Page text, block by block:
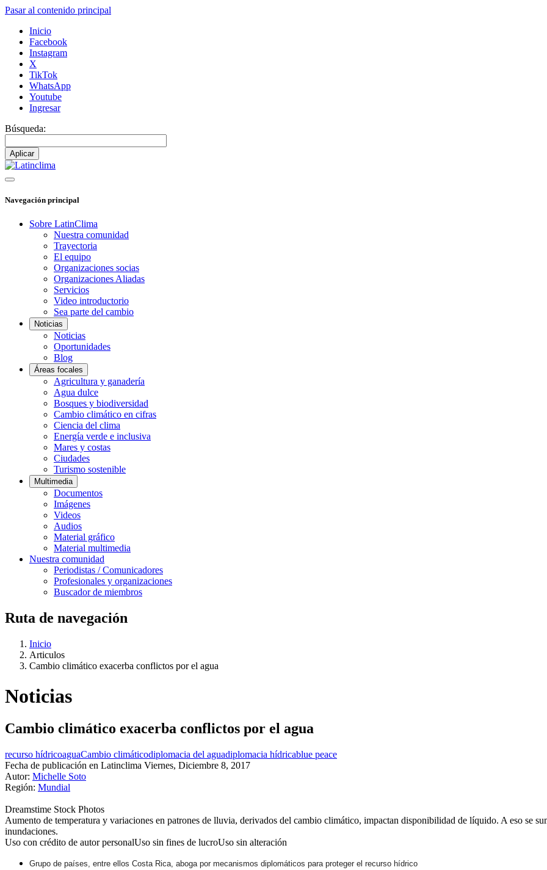
Pasar al contenido principal
Inicio
Facebook
Instagram
X
TikTok
WhatsApp
Youtube
Ingresar
Búsqueda:
Navegación principal
Sobre LatinClima
Nuestra comunidad
Trayectoria
El equipo
Organizaciones socias
Organizaciones Aliadas
Servicios
Video introductorio
Sea parte del cambio
Noticias
Noticias
Oportunidades
Blog
Áreas focales
Agricultura y ganadería
Agua dulce
Bosques y biodiversidad
Cambio climático en cifras
Ciencia del clima
Energía verde e inclusiva
Mares y costas
Ciudades
Turismo sostenible
Multimedia
Documentos
Imágenes
Videos
Audios
Material gráfico
Material multimedia
Nuestra comunidad
Periodistas / Comunicadores
Profesionales y organizaciones
Buscador de miembros
Ruta de navegación
Inicio
Articulos
Cambio climático exacerba conflictos por el agua
Noticias
Cambio climático exacerba conflictos por el agua
recurso hídricoaguaCambio climáticodiplomacia del aguadiplomacia hídricablue peace
Fecha de publicación en Latinclima Viernes, Diciembre 8, 2017
Autor: Michelle Soto
Región: Mundial
Dreamstime Stock Photos
Aumento de temperatura y variaciones en patrones de lluvia, derivados del cambio climático, impactan disponibilidad de líquido. A eso se
inundaciones.
Uso con crédito de autor personalUso sin fines de lucroUso sin alteración
Grupo de países, entre ellos Costa Rica, aboga por mecanismos diplomáticos para proteger el recurso hídrico